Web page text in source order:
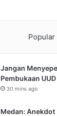
Popular
Jangan
Pembukaan
30 mins ago
Medan: Anekdot